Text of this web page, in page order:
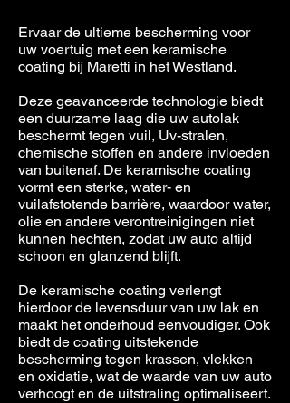
Ervaar de ultieme bescherming voor
uw voertuig met een keramische
coating bij Maretti in het Westland.
Deze geavanceerde technologie biedt
een duurzame laag die uw autolak
beschermt tegen vuil, Uv-stralen,
chemische stoffen en andere invloeden
van buitenaf. De keramische coating
vormt een sterke, water- en
vuilafstotende barrière, waardoor water,
olie en andere verontreinigingen niet
kunnen hechten, zodat uw auto altijd
schoon en glanzend blijft.
De keramische coating verlengt
hierdoor de levensduur van uw lak en
maakt het onderhoud eenvoudiger. Ook
biedt de coating uitstekende
bescherming tegen krassen, vlekken
en oxidatie, wat de waarde van uw auto
verhoogt en de uitstraling optimaliseert.